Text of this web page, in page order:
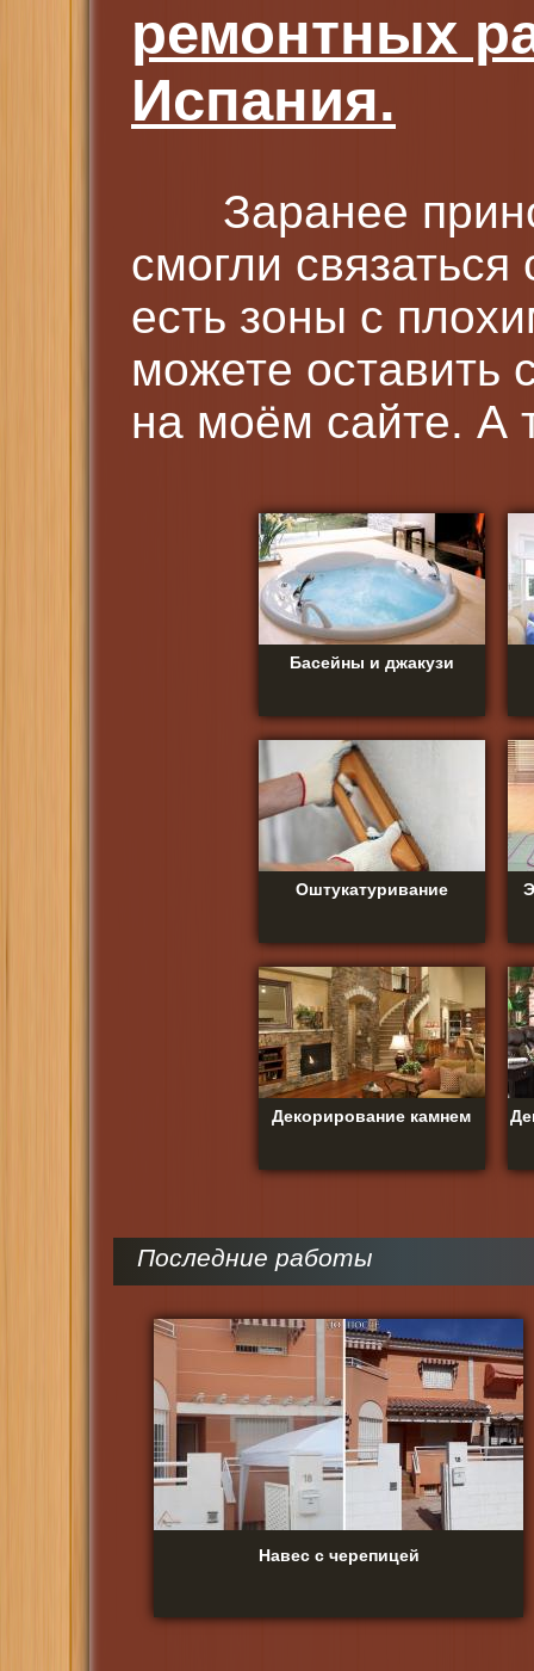
ремонтных
Испания.
Заранее
смогли
есть зоны с
можете оставить
на моём сайте. А
Басейны и джакузи
Оштукатуривание
Декорирование камнем
Последние работы
Навес с черепицей